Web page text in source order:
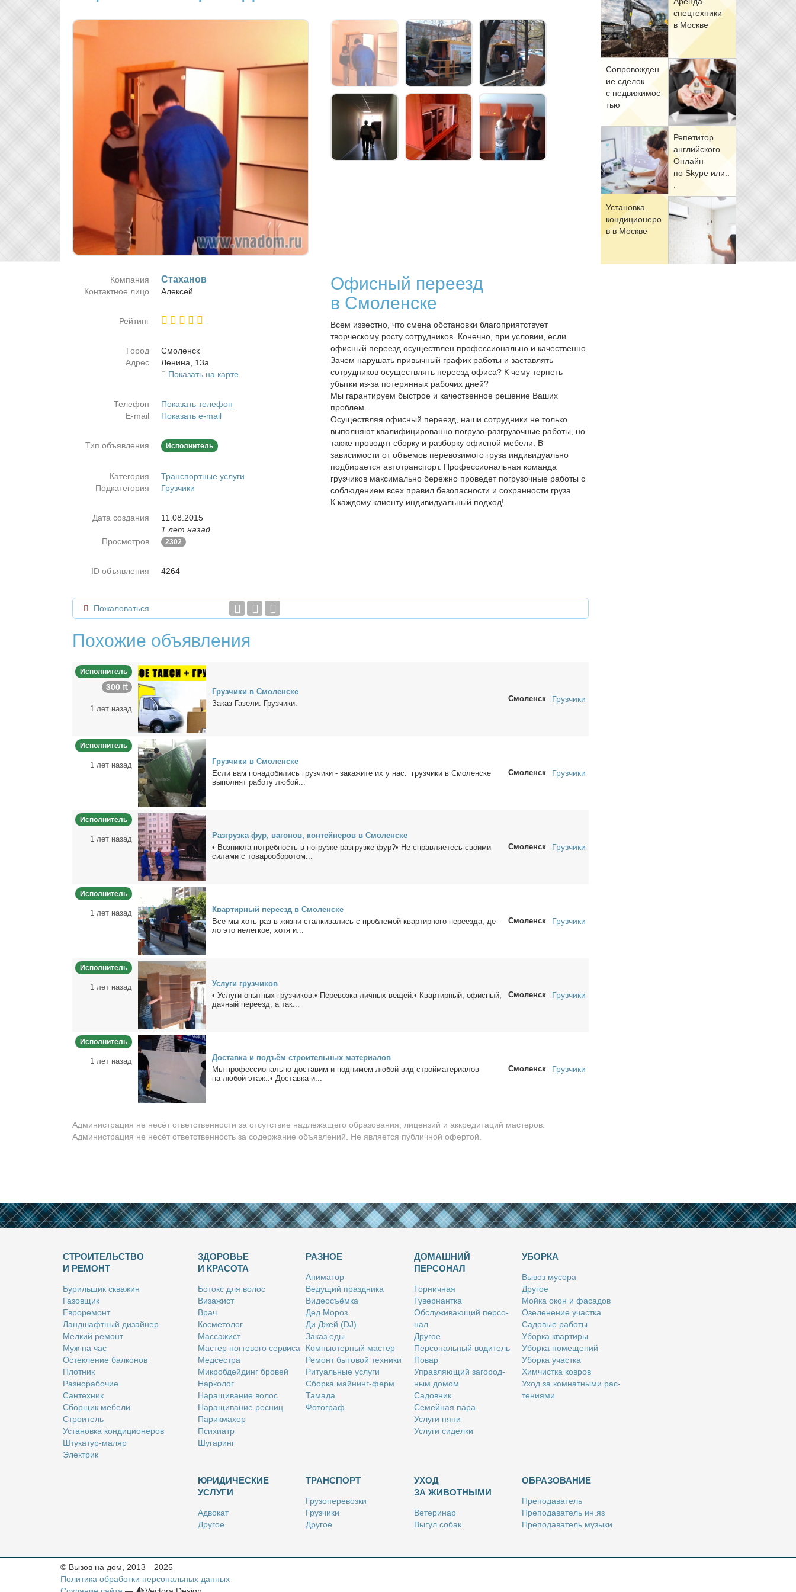
спец­тех­ни­ки
в Москве
Со­про­вож­де­н
ие сде­лок
с недви­жи­мо­с
тью
Ре­пе­ти­тор
ан­глий­ско­го
Он­лайн
по Skype или..
Уста­нов­ка
кон­ди­ци­о­не­ро
в в Москве
Офисный переезд
в Смоленске
Всем известно, что смена обстановки благоприятствует
творческому росту сотрудников. Конечно, при условии, если
офисный переезд осуществлен профессионально и качественно.
Зачем нарушать привычный график работы и заставлять
сотрудников осуществлять переезд офиса? К чему терпеть
убытки из-за потерянных рабочих дней?
Мы гарантируем быстрое и качественное решение Ваших
проблем.
Осуществляя офисный переезд, наши сотрудники не только
выполняют квалифицированно погрузо-разгрузочные работы, но
также проводят сборку и разборку офисной мебели. В
зависимости от объемов перевозимого груза индивидуально
подбирается автотранспорт. Профессиональная команда
грузчиков максимально бережно проведет погрузочные работы с
соблюдением всех правил безопасности и сохранности груза.
К каждому клиенту индивидуальный подход!
Компания Ста­ха­нов
Контактное лицо Алек­сей
Рейтинг
Город
Смо­ленск
Адрес
Ле­ни­на, 13а
Показать на карте
Телефон
Показать телефон
E-mail
Показать e-mail
Тип объявления Исполнитель
Категория
Транспортные услуги
Подкатегория
Грузчики
Дата создания
11.08.2015
1 лет назад
Просмотров
2302
ID объявления 4264
Пожаловаться
Похожие объявления
Исполнитель
300 ₶
1 лет назад
Груз­чи­ки в Смо­лен­ске
За­каз Га­зе­ли. Груз­чи­ки.
Смоленск Грузчики
Исполнитель
1 лет назад
Груз­чи­ки в Смо­лен­ске
Ес­ли вам по­на­до­би­лись груз­чи­ки - за­ка­жи­те их у нас. груз­чи­ки в Смо­лен­ске
вы­пол­нят ра­бо­ту лю­бой...
Смоленск Грузчики
Исполнитель
1 лет назад
Раз­груз­ка фур, ва­го­нов, кон­тей­не­ров в Смо­лен­ске
• Воз­ник­ла по­треб­ность в по­груз­ке-раз­груз­ке фур?• Не справ­ля­е­тесь сво­и­ми
си­ла­ми с то­ва­ро­обо­ро­том...
Смоленск Грузчики
Исполнитель
1 лет назад
Квар­тир­ный пе­ре­езд в Смо­лен­ске
Все мы хоть раз в жиз­ни стал­ки­ва­лись с про­бле­мой квар­тир­но­го пе­ре­ез­да, де­
ло это нелег­кое, хо­тя и...
Смоленск Грузчики
Исполнитель
1 лет назад
Услу­ги груз­чи­ков
• Услу­ги опыт­ных груз­чи­ков.• Пе­ре­воз­ка лич­ных ве­щей.• Квар­тир­ный, офис­ный,
дач­ный пе­ре­езд, а так...
Смоленск Грузчики
Исполнитель
1 лет назад
До­став­ка и подъ­ём стро­и­тель­ных ма­те­ри­а­лов
Мы про­фес­сио­наль­но до­ста­вим и под­ни­мем лю­бой вид строй­ма­те­ри­а­лов
на лю­бой этаж.:• До­став­ка и...
Смоленск Грузчики
Администрация не несёт ответственности за отсутствие надлежащего образования, лицензий и аккредитаций мастеров.
Администрация не несёт ответственность за содержание объявлений. Не является публичной офертой.
СТРОИТЕЛЬСТВО
И РЕМОНТ
Бу­риль­щик сква­жин
Га­зов­щик
Ев­ро­ре­монт
Ланд­шафт­ный ди­зай­нер
Мел­кий ре­монт
Муж на час
Остек­ле­ние бал­ко­нов
Плот­ник
Раз­но­ра­бо­чие
Сан­тех­ник
Сбор­щик ме­бе­ли
Стро­и­тель
Уста­нов­ка кон­ди­ци­о­не­ров
Шту­ка­тур-ма­ляр
Элек­трик
ЗДОРОВЬЕ
И КРАСОТА
Бо­токс для во­лос
Ви­за­жист
Врач
Кос­ме­то­лог
Мас­са­жист
Ма­стер ног­те­во­го сер­ви­са
Мед­сест­ра
Мик­роб­дей­динг бро­вей
Нар­ко­лог
На­ра­щи­ва­ние во­лос
На­ра­щи­ва­ние рес­ниц
Па­рик­махер
Пси­хи­атр
Шу­га­ринг
РАЗНОЕ
Ани­ма­тор
Ве­ду­щий празд­ни­ка
Ви­део­съём­ка
Дед Мо­роз
Ди Джей (DJ)
За­каз еды
Ком­пью­тер­ный ма­стер
Ре­монт бы­то­вой тех­ни­ки
Ри­ту­аль­ные услу­ги
Сбор­ка май­нинг-ферм
Та­ма­да
Фо­то­граф
ДОМАШНИЙ
ПЕРСОНАЛ
Гор­нич­ная
Гу­вер­нант­ка
Об­слу­жи­ва­ю­щий пер­со­
нал
Дру­гое
Пер­со­наль­ный во­ди­тель
По­вар
Управ­ля­ю­щий за­го­род­
ным до­мом
Са­дов­ник
Се­мей­ная па­ра
Услу­ги ня­ни
Услу­ги си­дел­ки
УБОРКА
Вы­воз му­со­ра
Дру­гое
Мой­ка окон и фа­са­дов
Озе­ле­не­ние участ­ка
Са­до­вые ра­бо­ты
Убор­ка квар­ти­ры
Убор­ка по­ме­ще­ний
Убор­ка участ­ка
Хим­чист­ка ков­ров
Уход за ком­нат­ны­ми рас­
те­ни­я­ми
ЮРИДИЧЕСКИЕ
УСЛУГИ
Адво­кат
Дру­гое
Ри­эл­тор
Юрист
ТРАНСПОРТ
Гру­зо­пе­ре­воз­ки
Груз­чи­ки
Дру­гое
Так­си
УХОД
ЗА ЖИВОТНЫМИ
Ве­те­ри­нар
Вы­гул со­бак
Стриж­ка жи­вот­ных
ОБРАЗОВАНИЕ
Пре­по­да­ва­тель
Пре­по­да­ва­тель ин.яз
Пре­по­да­ва­тель му­зы­ки
© Вызов на дом, 2013—2025
Политика обработки персональных данных